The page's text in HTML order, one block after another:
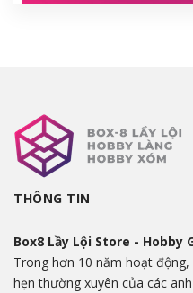
THÔNG TIN
Box8 Lầy Lội Store - Hobby
Trong hơn 10 năm hoạt
hẹn thường xuyên của các